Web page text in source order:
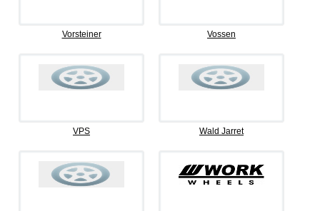
Vorsteiner Vossen
VPS Wald Jarret